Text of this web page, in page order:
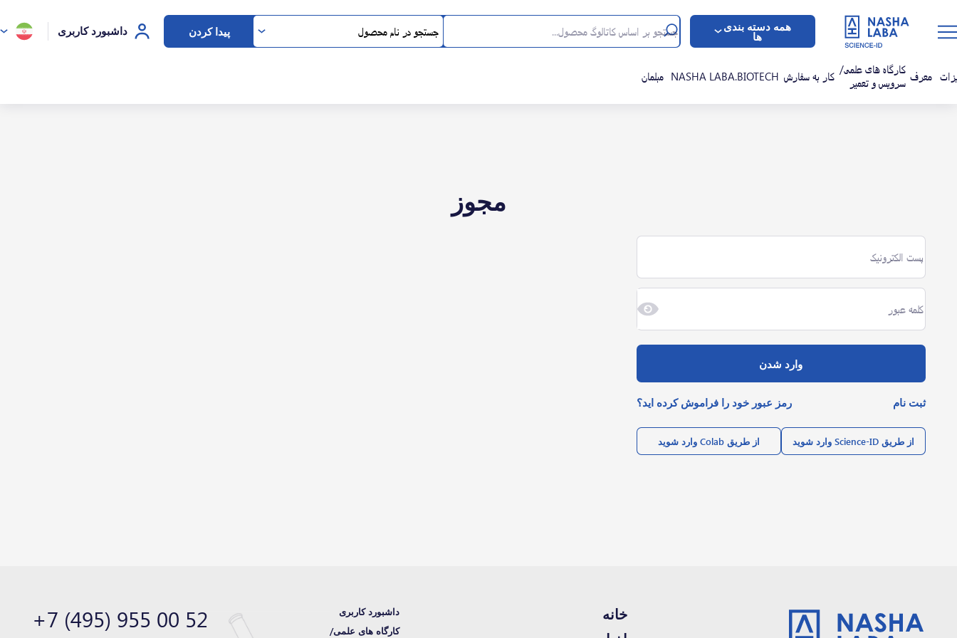
همه دسته بندی
ها جستجو در نام محصول پیدا کردن داشبورد کاربری
معرف کارگاه های علمی/
سرویس و تعمیر
کار به سفارش NASHA LABA.BIOTECH مبلمان
مجوز
وارد شدن
ثبت نام رمز عبور خود را فراموش کرده اید؟
از طریق Science-ID وارد شوید از طریق Colab وارد شوید
خانه
داشبورد کاربری
کارگاه های علمی/
+7 (495) 955 00 52